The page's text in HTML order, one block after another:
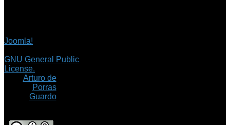
Joomla!
GNU General Public
License.
Arturo de
Porras
Guardo